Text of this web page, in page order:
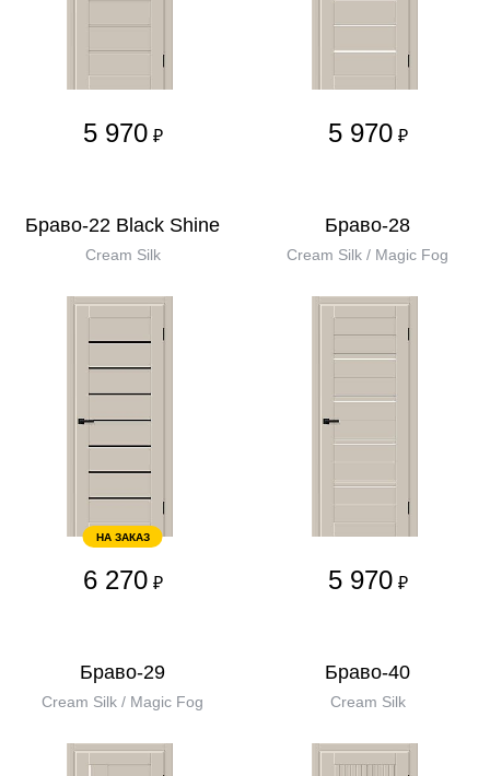
5 970 ₽ 5 970 ₽
Браво-22 Black Shine
Cream Silk
НА ЗАКАЗ
6 270 ₽
Браво-28
Cream Silk / Magic Fog
5 970 ₽
Браво-29
Cream Silk / Magic Fog
Браво-40
Cream Silk